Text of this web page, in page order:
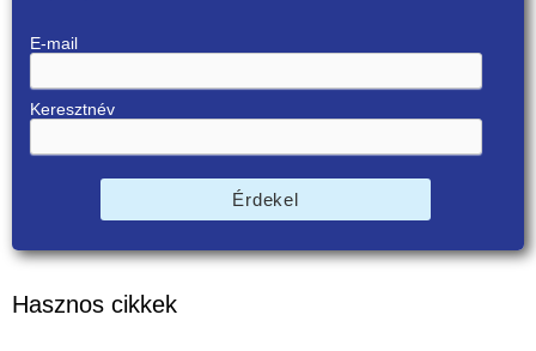
E-mail
Keresztnév
Érdekel
Hasznos cikkek